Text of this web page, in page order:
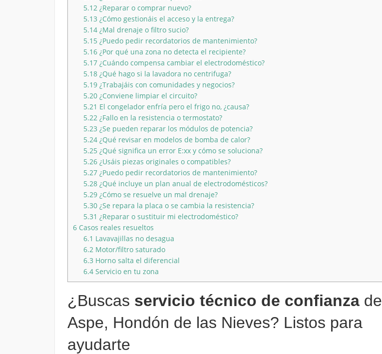
5.12 ¿Reparar o comprar nuevo?
5.13 ¿Cómo gestionáis el acceso y la entrega?
5.14¿Mal drenaje o filtro sucio?
5.15¿Puedo pedir recordatorios de mantenimiento?
5.16¿Por qué una zona no detecta el recipiente?
5.17¿Cuándo compensa cambiar el electrodoméstico?
5.18¿Qué hago si la lavadora no centrifuga?
5.19¿Trabajáis con comunidades y negocios?
5.20¿Conviene limpiar el circuito?
5.21 El congelador enfría pero el frigo no, ¿causa?
5.22 ¿Fallo en la resistencia o termostato?
5.23 ¿Se pueden reparar los módulos de potencia?
5.24¿Qué revisar en modelos de bomba de calor?
5.25¿Qué significa un error E:xx y cómo se soluciona?
5.26¿Usáis piezas originales o compatibles?
5.27¿Puedo pedir recordatorios de mantenimiento?
5.28¿Qué incluye un plan anual de electrodomésticos?
5.29¿Cómo se resuelve un mal drenaje?
5.30¿Se repara la placa o se cambia la resistencia?
5.31 ¿Reparar o sustituir mi electrodoméstico?
6Casos reales resueltos
6.1 Lavavajillas no desagua
6.2 Motor/filtro saturado
6.3 Horno salta el diferencial
6.4Servicio en tu zona
¿Buscas servicio técnico de confianzade
Aspe, Hondón de las Nieves? Listos para
ayudarte